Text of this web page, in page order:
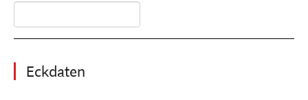
Eckdaten